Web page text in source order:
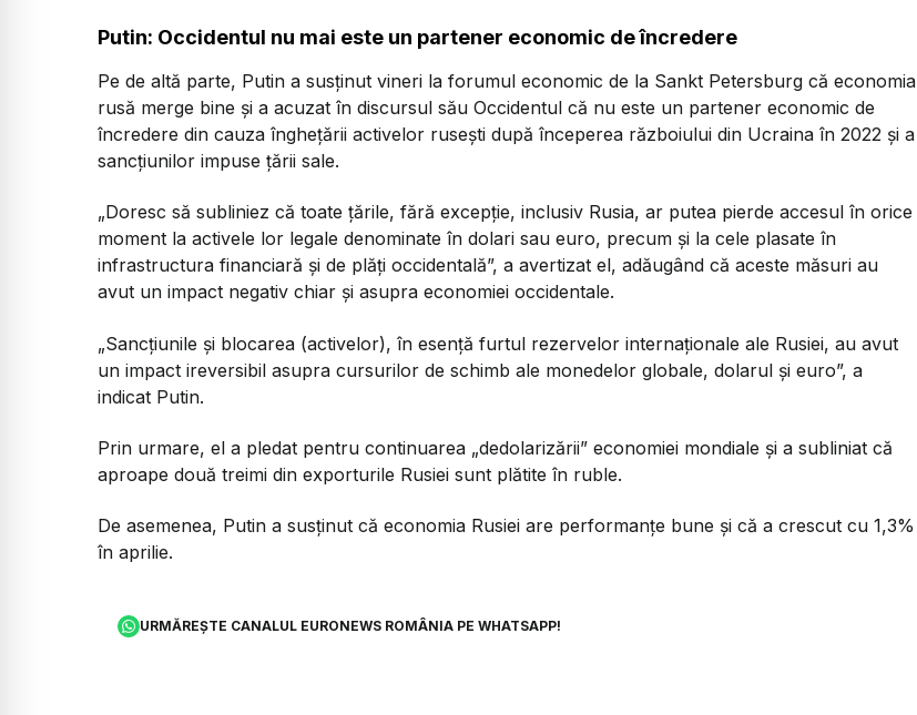
Putin: Occidentul nu mai este un partener economic de încredere
Pe de altă parte, Putin a susținut vineri la forumul economic de la Sankt Petersburg că economia
rusă merge bine și a acuzat în discursul său Occidentul că nu este un partener economic de
încredere din cauza înghețării activelor rusești după începerea războiului din Ucraina în 2022 și a
sancțiunilor impuse țării sale.
„Doresc să subliniez că toate țările, fără excepție, inclusiv Rusia, ar putea pierde accesul în orice
moment la activele lor legale denominate în dolari sau euro, precum și la cele plasate în
infrastructura financiară și de plăți occidentală”, a avertizat el, adăugând că aceste măsuri au
avut un impact negativ chiar și asupra economiei occidentale.
„Sancțiunile și blocarea (activelor), în esență furtul rezervelor internaționale ale Rusiei, au avut
un impact ireversibil asupra cursurilor de schimb ale monedelor globale, dolarul și euro”, a
indicat Putin.
Prin urmare, el a pledat pentru continuarea „dedolarizării” economiei mondiale și a subliniat că
aproape două treimi din exporturile Rusiei sunt plătite în ruble.
De asemenea, Putin a susținut că economia Rusiei are performanțe bune și că a crescut cu 1,3%
în aprilie.
URMĂREȘTE CANALUL EURONEWS ROMÂNIA PE WHATSAPP!